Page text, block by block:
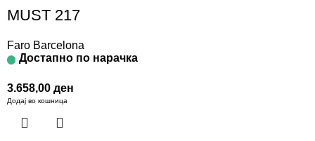
MUST 217
Faro Barcelona
Достапно по нарачка
3.658,00 ден
Додај во кошница